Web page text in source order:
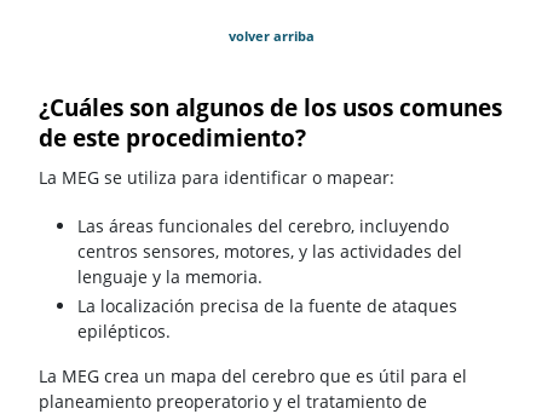
volver arriba
¿Cuáles son algunos de los usos comunes
de este procedimiento?
La MEG se utiliza para identificar o mapear:
Las áreas funcionales del cerebro, incluyendo
centros sensores, motores, y las actividades del
lenguaje y la memoria.
La localización precisa de la fuente de ataques
epilépticos.
La MEG crea un mapa del cerebro que es útil para el
planeamiento preoperatorio y el tratamiento de